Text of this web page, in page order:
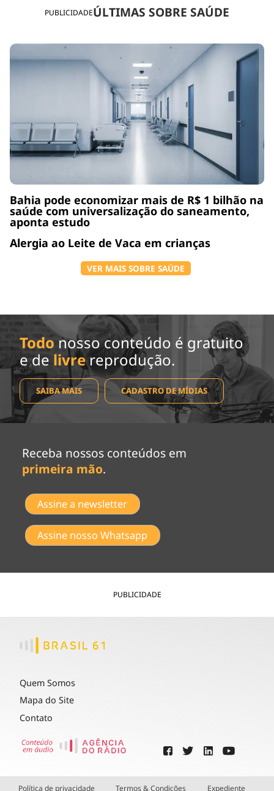
PUBLICIDADEÚLTIMAS SOBRE SAÚDE
Bahia pode economizar mais de R$ 1 bilhão na
saúde com universalização do saneamento,
aponta estudo
Alergia ao Leite de Vaca em crianças
VER MAIS SOBRE SAÚDE
Todo nosso conteúdo é gratuito
e de livrereprodução.
SAIBA MAIS CADASTRO DE MÍDIAS
Receba nossos conteúdos em
primeira mão.
Assine a newsletter
Assine nosso Whatsapp
PUBLICIDADE
Quem Somos
Mapa do Site
Contato
Política de privacidade Termos & Condições Expediente